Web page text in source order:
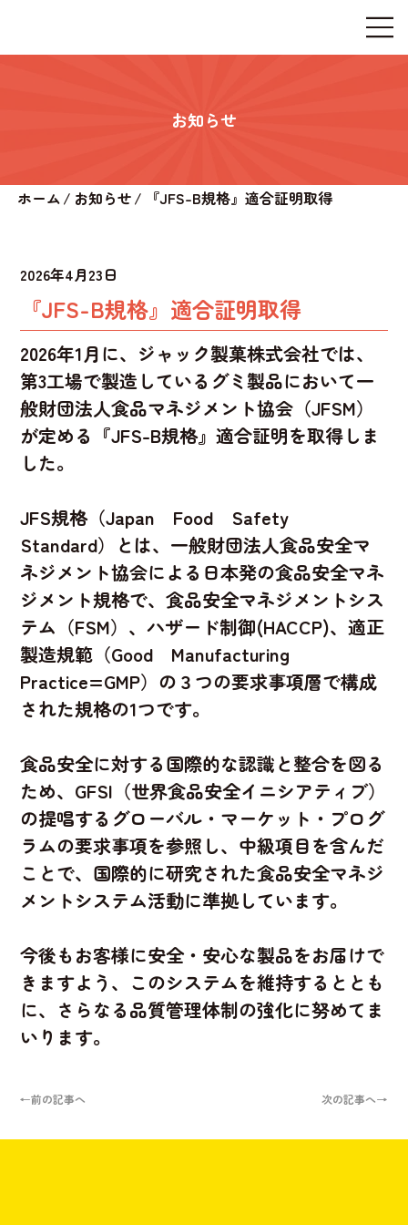
ホーム/ お知らせ/ 『JFS-B規格』適合証明取得
2026年4月23日
『JFS-B規格』適合証明取得
2026年1月に、ジャック製菓株式会社では、
第3工場で製造しているグミ製品において一
般財団法人食品マネジメント協会（JFSM）
が定める『JFS-B規格』適合証明を取得しま
した。
JFS規格（Japan　Food　Safety
Standard）とは、一般財団法人食品安全マ
ネジメント協会による日本発の食品安全マネ
ジメント規格で、食品安全マネジメントシス
テム（FSM）、ハザード制御(HACCP)、適正
製造規範（Good　Manufacturing
Practice=GMP）の３つの要求事項層で構成
された規格の1つです。
食品安全に対する国際的な認識と整合を図る
ため、GFSI（世界食品安全イニシアティブ）
の提唱するグローバル・マーケット・プログ
ラムの要求事項を参照し、中級項目を含んだ
ことで、国際的に研究された食品安全マネジ
メントシステム活動に準拠しています。
今後もお客様に安全・安心な製品をお届けで
きますよう、このシステムを維持するととも
に、さらなる品質管理体制の強化に努めてま
いります。
←前の記事へ 次の記事へ→
お知らせ